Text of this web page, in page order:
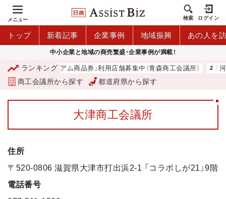
メニュー 検索 ログイン
トップ 新着記事 企業事例 地域振興 あの人を
中小企業と地域の商売繁盛・企業事例が満載！
ランキング
「青森市プレミアム商品券」利用店舗募集中（青森商工会議所） 河
商工会議所から探す 都道府県から探す
大津商工会議所
住所
〒520-0806 滋賀県大津市打出浜2-1 「コラボしが21」9階
電話番号